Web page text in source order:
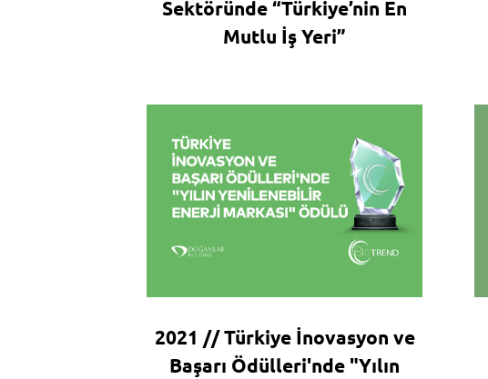
Sektöründe “Türkiye’nin En
Mutlu İş Yeri”
2021 // Türkiye İnovasyon ve
Başarı Ödülleri'nde "Yılın